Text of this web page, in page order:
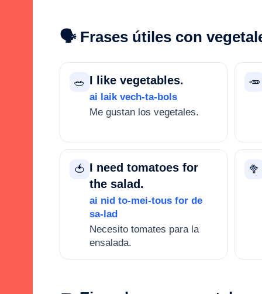
🗣️ Frases útiles con
🥗 I like vegetables.
ai laik vech-ta-bols
Me gustan los vegetales.
🥕
🍅 I need tomatoes for
the salad.
ai nid to-mei-tous for de
sa-lad
Necesito tomates para la
ensalada.
🥦